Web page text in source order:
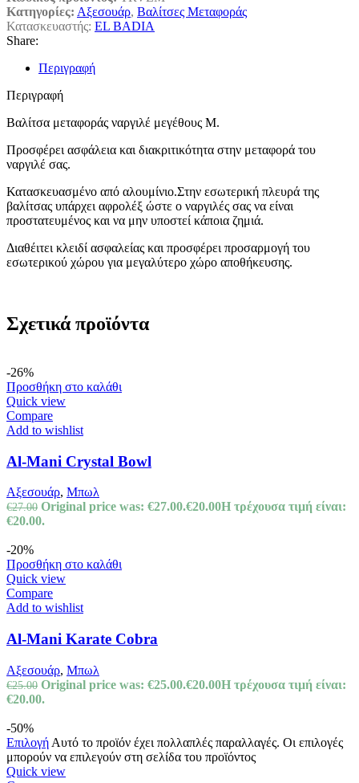
Κατηγορίες: Αξεσουάρ, Βαλίτσες Μεταφοράς
Κατασκευαστής: EL BADIA
Share:
Περιγραφή
Περιγραφή
Βαλίτσα μεταφοράς ναργιλέ μεγέθους Μ.
Προσφέρει ασφάλεια και διακριτικότητα στην μεταφορά του
ναργιλέ σας.
Κατασκευασμένο από αλουμίνιο.Στην εσωτερική πλευρά της
βαλίτσας υπάρχει αφρολέξ ώστε ο ναργιλές σας να είναι
προστατευμένος και να μην υποστεί κάποια ζημιά.
Διαθέιτει κλειδί ασφαλείας και προσφέρει προσαρμογή του
εσωτερικού χώρου για μεγαλύτερο χώρο αποθήκευσης.
Σχετικά προϊόντα
-26%
Προσθήκη στο καλάθι
Quick view
Compare
Add to wishlist
Al-Mani Crystal Bowl
Αξεσουάρ, Μπωλ
€27.00 Original price was: €27.00.€20.00Η τρέχουσα τιμή είναι:
€20.00.
-20%
Προσθήκη στο καλάθι
Quick view
Compare
Add to wishlist
Al-Mani Karate Cobra
Αξεσουάρ, Μπωλ
€25.00 Original price was: €25.00.€20.00Η τρέχουσα τιμή είναι:
€20.00.
-50%
Επιλογή Αυτό το προϊόν έχει πολλαπλές παραλλαγές. Οι επιλογές
μπορούν να επιλεγούν στη σελίδα του προϊόντος
Quick view